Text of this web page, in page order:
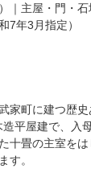
｜主屋・門・
7年3月指定）
家町に建つ歴
平屋建で、入
十畳の主室を
す。